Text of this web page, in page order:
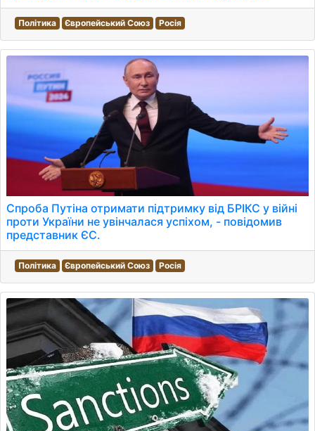
Політика Європейський Союз Росія
Спроба Путіна отримати підтримку від БРІКС у війні
проти України не увінчалася успіхом, - повідомив
представник ЄС.
Політика Європейський Союз Росія